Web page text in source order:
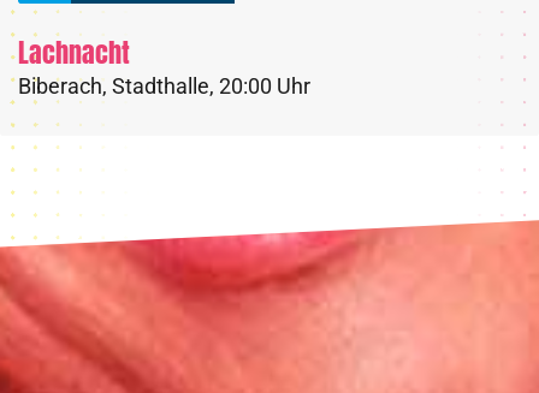
Lachnacht
Biberach, Stadthalle, 20:00 Uhr